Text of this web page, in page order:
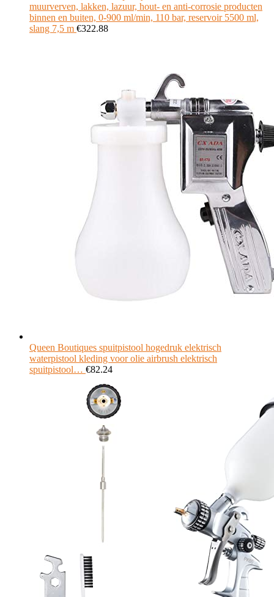
muurverven, lakken, lazuur, hout- en anti-corrosie producten
binnen en buiten, 0-900 ml/min, 110 bar, reservoir 5500 ml,
slang 7,5 m €322.88
Queen Boutiques spuitpistool hogedruk elektrisch
waterpistool kleding voor olie airbrush elektrisch
spuitpistool… €82.24